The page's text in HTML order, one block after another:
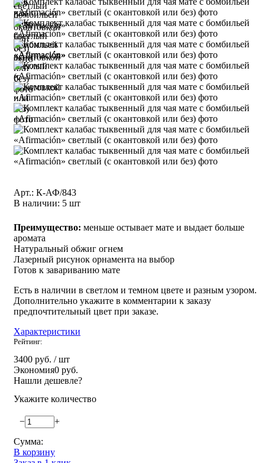
Арт.: К-АФ/843
В наличии: 5 шт
Преимущество: меньше остывает мате и выдает больше
аромата
Натуральный обжиг огнем
Лазерный рисунок орнамента на выбор
Готов к завариванию мате
Есть в наличии в светлом и темном цвете и разным узором.
Дополнительно укажите в комментарии к заказу
предпочтительный цвет при заказе.
Характеристики
Рейтинг:
3400 руб. / шт
Экономия0 руб.
Нашли дешевле?
Укажите количество
−
+
Сумма:
В корзину